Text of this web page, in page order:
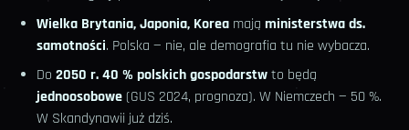
Wielka Brytania, Japonia, Korea mają ministerstwa ds.
samotności. Polska — nie, ale demografia tu nie wybacza.
Do 2050 r. 40 % polskich gospodarstwto będą
jednoosobowe (GUS 2024, prognoza). W Niemczech — 50 %.
W Skandynawii już dziś.